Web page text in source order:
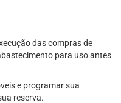
das compras de
para uso antes
e programar sua
reserva.